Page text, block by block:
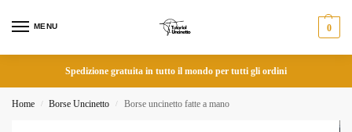
MENU 0
Spedizione gratuita in tutto il mondo per tutti gli ordini
Home / Borse Uncinetto / Borse uncinetto fatte a mano